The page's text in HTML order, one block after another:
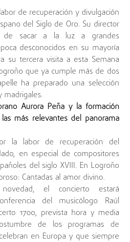
de recuperación y divulgación
del Siglo de Oro. Su director
de sacar a la luz a grandes
desconocidos en su mayoría
su tercera visita a esta Semana
que ya cumple más de dos
ha preparado una selección
madrigales.
Aurora Peña y la formación
más relevantes del panorama
la labor de recuperación del
en especial de compositores
del siglo XVIII. En Logroño
Cantadas al amor divino.
el concierto estará
del musicólogo Raúl
1700, prevista hora y media
de los programas de
en Europa y que siempre